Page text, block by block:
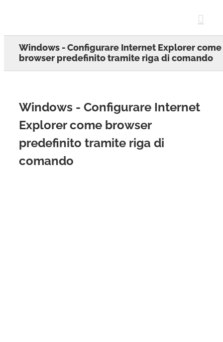
Windows - Configurare Internet Explorer come
browser predefinito tramite riga di comando
Windows - Configurare Internet
Explorer come browser
predefinito tramite riga di
comando